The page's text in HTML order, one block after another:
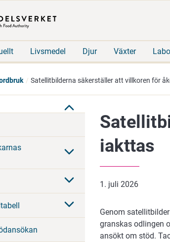
Livsmedel Djur Växter
Satellitbilderna säkerställer att villkoren för
iakttas
1. juli 2026
Genom
granskas odlingen
ansökt om stöd.